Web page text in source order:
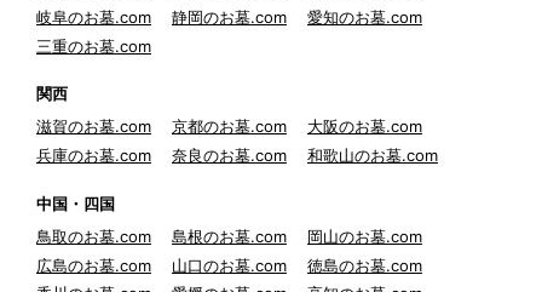
岐阜のお墓.com
静岡のお墓.com
愛知のお墓.com
三重のお墓.com
関西
滋賀のお墓.com
京都のお墓.com
大阪のお墓.com
兵庫のお墓.com
奈良のお墓.com 和歌山のお墓.com
中国・四国
鳥取のお墓.com
島根のお墓.com
岡山のお墓.com
広島のお墓.com
山口のお墓.com
徳島のお墓.com